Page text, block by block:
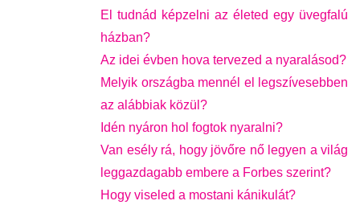
El tudnád képzelni az életed egy üvegfalú
házban?
Az idei évben hova tervezed a nyaralásod?
Melyik országba mennél el legszívesebben
az alábbiak közül?
Idén nyáron hol fogtok nyaralni?
Van esély rá, hogy jövőre nő legyen a világ
leggazdagabb embere a Forbes szerint?
Hogy viseled a mostani kánikulát?